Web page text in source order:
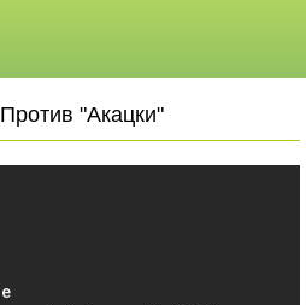
Против "Акацки"